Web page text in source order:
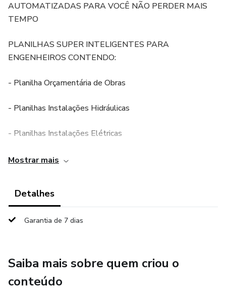
AUTOMATIZADAS PARA VOCÊ NÃO PERDER MAIS
TEMPO
PLANILHAS SUPER INTELIGENTES PARA
ENGENHEIROS CONTENDO:
- Planilha Orçamentária de Obras
- Planilhas Instalações Hidráulicas
- Planilhas Instalações Elétricas
- Relatório Fundações
- Planilha Incêndio
- Controle de Reforma
- Planilha de Planejamento e Gestão de obra
Mostrar mais
Detalhes
Garantia de 7 dias
Saiba mais sobre quem criou o
conteúdo